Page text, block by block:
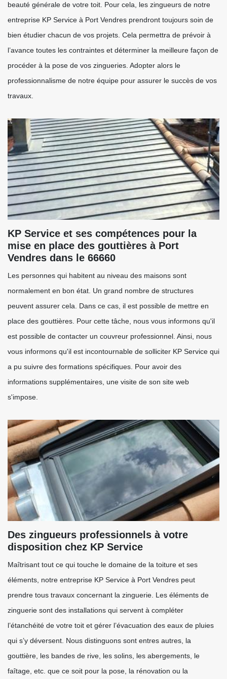
beauté générale de votre toit. Pour cela, les zingueurs de notre
entreprise KP Service à Port Vendres prendront toujours soin de
bien étudier chacun de vos projets. Cela permettra de prévoir à
l’avance toutes les contraintes et déterminer la meilleure façon de
procéder à la pose de vos zingueries. Adopter alors le
professionnalisme de notre équipe pour assurer le succès de vos
travaux.
KP Service et ses compétences pour la
mise en place des gouttières à Port
Vendres dans le 66660
Les personnes qui habitent au niveau des maisons sont
normalement en bon état. Un grand nombre de structures
peuvent assurer cela. Dans ce cas, il est possible de mettre en
place des gouttières. Pour cette tâche, nous vous informons qu'il
est possible de contacter un couvreur professionnel. Ainsi, nous
vous informons qu'il est incontournable de solliciter KP Service qui
a pu suivre des formations spécifiques. Pour avoir des
informations supplémentaires, une visite de son site web
s'impose.
Des zingueurs professionnels à votre
disposition chez KP Service
Maîtrisant tout ce qui touche le domaine de la toiture et ses
éléments, notre entreprise KP Service à Port Vendres peut
prendre tous travaux concernant la zinguerie. Les éléments de
zinguerie sont des installations qui servent à compléter
l’étanchéité de votre toit et gérer l’évacuation des eaux de pluies
qui s’y déversent. Nous distinguons sont entres autres, la
gouttière, les bandes de rive, les solins, les abergements, le
faîtage, etc. que ce soit pour la pose, la rénovation ou la